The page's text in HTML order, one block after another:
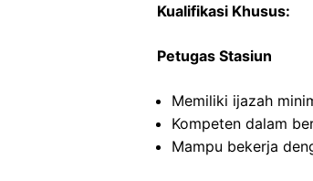
Kualifikasi Khusus:
Petugas Stasiun
Memiliki ijazah
Kompeten dalam
Mampu bekerja